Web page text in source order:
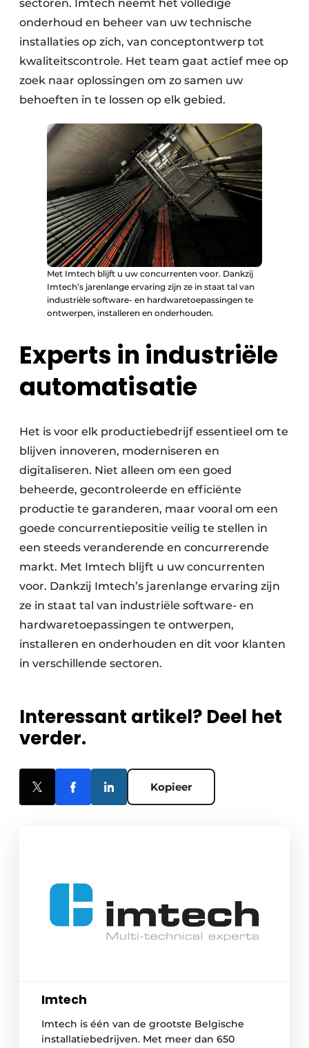
sectoren. Imtech neemt het volledige
onderhoud en beheer van uw technische
installaties op zich, van conceptontwerp tot
kwaliteitscontrole. Het team gaat actief mee op
zoek naar oplossingen om zo samen uw
behoeften in te lossen op elk gebied.
Met Imtech blijft u uw concurrenten voor. Dankzij
Imtech’s jarenlange ervaring zijn ze in staat tal van
industriële software- en hardwaretoepassingen te
ontwerpen, installeren en onderhouden.
Experts in industriële
automatisatie
Het is voor elk productiebedrijf essentieel om te
blijven innoveren, moderniseren en
digitaliseren. Niet alleen om een goed
beheerde, gecontroleerde en efficiënte
productie te garanderen, maar vooral om een
goede concurrentiepositie veilig te stellen in
een steeds veranderende en concurrerende
markt. Met Imtech blijft u uw concurrenten
voor. Dankzij Imtech’s jarenlange ervaring zijn
ze in staat tal van industriële software- en
hardwaretoepassingen te ontwerpen,
installeren en onderhouden en dit voor klanten
in verschillende sectoren.
Interessant artikel? Deel het
verder.
Kopieer
Imtech
Imtech is één van de grootste Belgische
installatiebedrijven. Met meer dan 650